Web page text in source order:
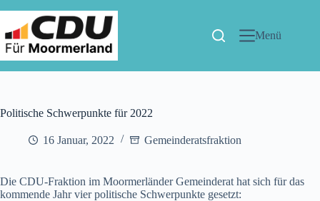
Menü
Politische Schwerpunkte für 2022
16 Januar, 2022 Gemeinderatsfraktion
Die CDU-Fraktion im Moormerländer Gemeinderat hat sich für das
kommende Jahr vier politische Schwerpunkte gesetzt: